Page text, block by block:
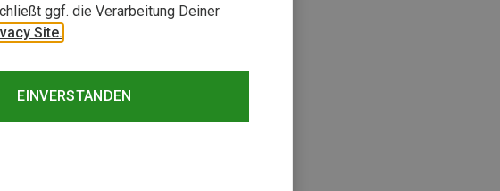
ggf. die Verarbeitung Deiner
Site.
EINVERSTANDEN